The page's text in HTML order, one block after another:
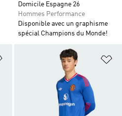
Domicile Espagne 26
Hommes Performance
Disponible avec un graphisme
spécial Champions du Monde!
Ajouter à la Liste de produits